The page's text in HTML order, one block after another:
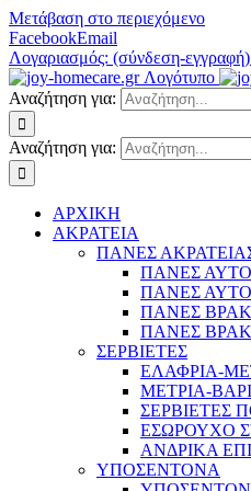
Μετάβαση στο περιεχόμενο
FacebookEmail
Λογαριασμός: (σύνδεση-
Αναζήτηση για:
Αναζήτηση για:
ΑΡΧΙΚΗ
ΑΚΡΑΤΕΙΑ
ΠΑΝΕΣ
ΠΑΝΕΣ
ΠΑΝΕΣ
ΠΑΝΕΣ
ΠΑΝΕΣ
ΣΕΡΒΙΕΤΕΣ
ΕΛΑΦΡΙΑ-
ΜΕΤΡΙΑ-
ΣΕΡΒΙΕΤΕΣ
ΕΣΩΡΟΥΧΟ
ΑΝΔΡΙΚΑ
ΥΠΟΣΕΝΤΟΝΑ